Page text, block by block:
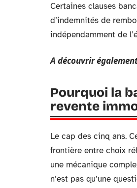
Certaines clauses
d’indemnités de
indépendamment de
A découvrir
Pourquoi la
revente
Le cap des cinq ans.
frontière entre choix
une mécanique
n’est pas qu’une